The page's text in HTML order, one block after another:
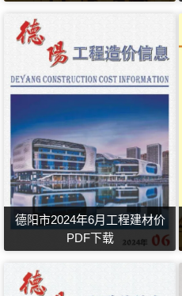
德阳市2024年6月工程建材价
PDF下载